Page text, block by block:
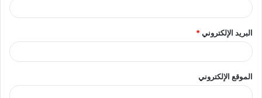
البريد الإلكتروني*
الموقع الإلكتروني